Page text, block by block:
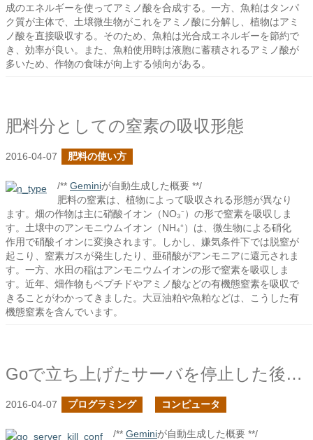
成のエネルギーを使ってアミノ酸を合成する。一方、魚粕はタンパ
ク質が主体で、土壌微生物がこれをアミノ酸に分解し、植物はアミ
ノ酸を直接吸収する。そのため、魚粕は光合成エネルギーを節約で
き、効率が良い。また、魚粕使用時は液胞に蓄積されるアミノ酸が
多いため、作物の食味が向上する傾向がある。
肥料分としての窒素の吸収形態
2016-04-07 肥料の使い方
/** Geminiが自動生成した概要 **/
肥料の窒素は、植物によって吸収される形態が異なり
ます。畑の作物は主に硝酸イオン（NO₃⁻）の形で窒素を吸収しま
す。土壌中のアンモニウムイオン（NH₄⁺）は、微生物による硝化
作用で硝酸イオンに変換されます。しかし、嫌気条件下では脱窒が
起こり、窒素ガスが発生したり、亜硝酸がアンモニアに還元されま
す。一方、水田の稲はアンモニウムイオンの形で窒素を吸収しま
す。近年、畑作物もペプチドやアミノ酸などの有機態窒素を吸収で
きることがわかってきました。大豆油粕や魚粕などは、こうした有
機態窒素を含んでいます。
Goで立ち上げたサーバを停止した後、再度同じポートで立ち上げる
2016-04-07 プログラミング コンピュータ
/** Geminiが自動生成した概要 **/